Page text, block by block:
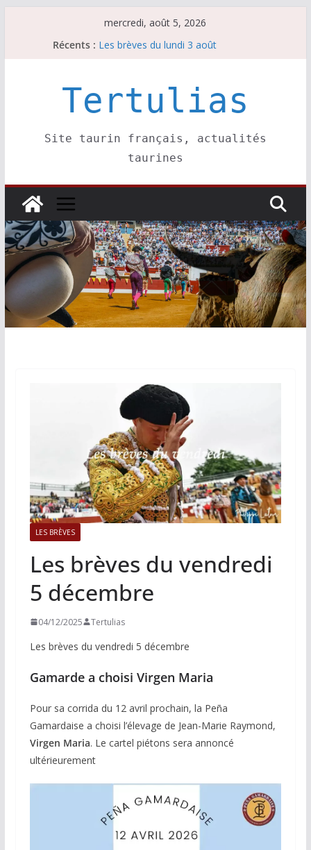
mercredi, août 5, 2026
Récents : Les brèves du lundi 3 août
Les brèves du mardi 4 août
Tertulias
Site taurin français, actualités
taurines
LES BRÈVES
Les brèves du vendredi
5 décembre
04/12/2025 Tertulias
Les brèves du vendredi 5 décembre
Gamarde a choisi Virgen Maria
Pour sa corrida du 12 avril prochain, la Peña
Gamardaise a choisi l’élevage de Jean-Marie Raymond,
Virgen Maria. Le cartel piétons sera annoncé
ultérieurement